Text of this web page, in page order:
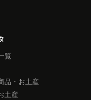
覧
品・お土産
土産